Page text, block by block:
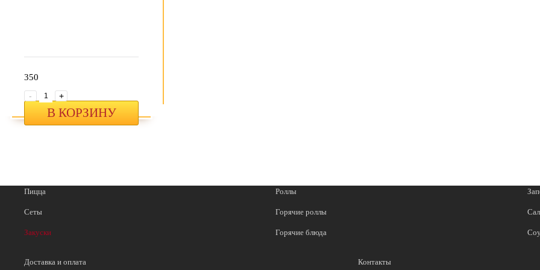
350
-
+
В КОРЗИНУ
Пицца Роллы
Сеты Горячие роллы
Закуски Горячие блюда
Доставка и оплата Контакты